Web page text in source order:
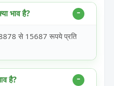
भाव है?
8878 से 15687 रूपये प्रति
है?